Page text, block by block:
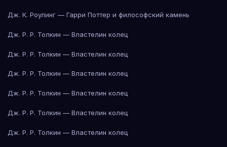
Дж. К. Роулинг — Гарри Поттер и философский камень
Дж. Р. Р. Толкин — Властелин колец
Дж. Р. Р. Толкин — Властелин колец
Дж. Р. Р. Толкин — Властелин колец
Дж. Р. Р. Толкин — Властелин колец
Дж. Р. Р. Толкин — Властелин колец
Дж. Р. Р. Толкин — Властелин колец